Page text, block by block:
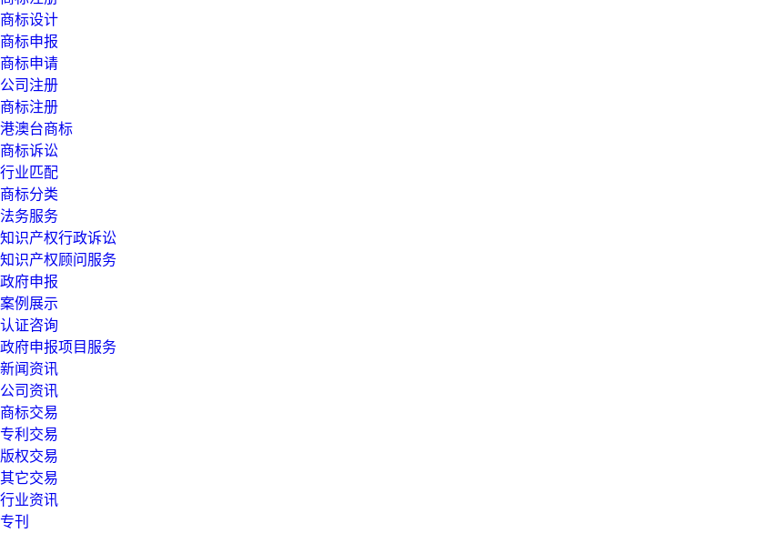
商标设计
商标申报
商标申请
公司注册
商标注册
港澳台商标
商标诉讼
行业匹配
商标分类
法务服务
知识产权行政诉讼
知识产权顾问服务
政府申报
案例展示
认证咨询
政府申报项目服务
新闻资讯
公司资讯
商标交易
专利交易
版权交易
其它交易
行业资讯
专刊